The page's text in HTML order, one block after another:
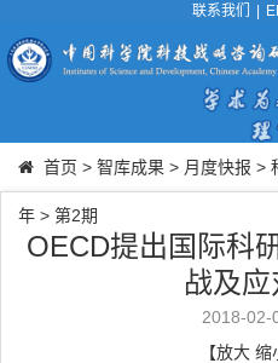
联系我们
首页 > 智库成果 > 月度快报 >
年 > 第2期
OECD提出国际科
战及
2018-02-
【放大 缩